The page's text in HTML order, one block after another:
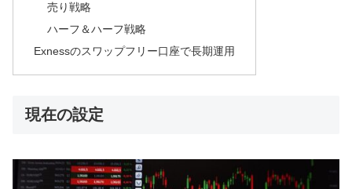
売り戦略
ハーフ＆ハーフ戦略
Exnessのスワップフリー口座で長期運用
現在の設定